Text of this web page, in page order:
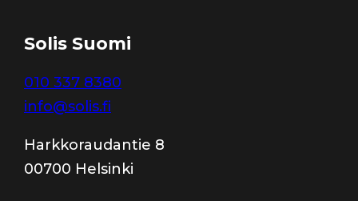
Solis Suomi
010 337 8380
info@solis.fi
Harkkoraudantie 8
00700 Helsinki